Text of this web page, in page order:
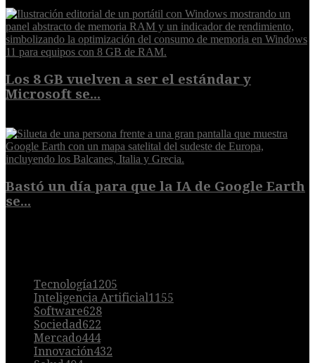
Los 8 GB vuelven a ser el estándar y
Microsoft se...
Bastó un día para que la IA de Google Earth
se...
Tecnología1205
Inteligencia Artificial1155
Software628
Sociedad622
Mercado444
Innovación432